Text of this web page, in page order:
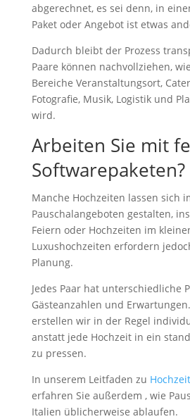
abgerechnet, es sei denn, in
Paket oder Angebot ist etwas
Dadurch bleibt der Prozess
Paare können nachvollziehen,
Bereiche Veranstaltungsort,
Fotografie, Musik, Logistik und
wird.
Arbeiten Sie mit
Softwarepaketen?
Manche Hochzeiten lassen sich
Pauschalangeboten gestalten,
Feiern oder Hochzeiten im
Luxushochzeiten erfordern
Planung.
Jedes Paar hat unterschiedliche
Gästeanzahlen und
erstellen wir in der Regel
anstatt jede Hochzeit in ein
zu pressen.
In unserem Leitfaden zu
erfahren Sie außerdem , wie
Italien üblicherweise ablaufen.